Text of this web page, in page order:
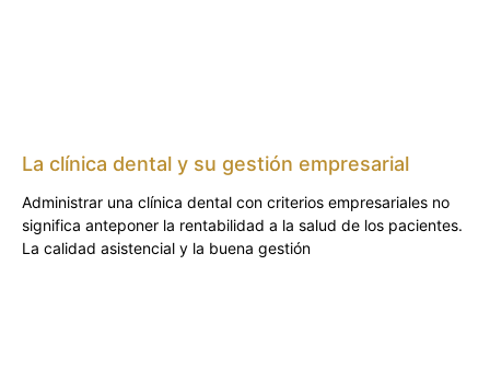
La clínica dental y su gestión empresarial
Administrar una clínica dental con criterios empresariales no
significa anteponer la rentabilidad a la salud de los pacientes.
La calidad asistencial y la buena gestión